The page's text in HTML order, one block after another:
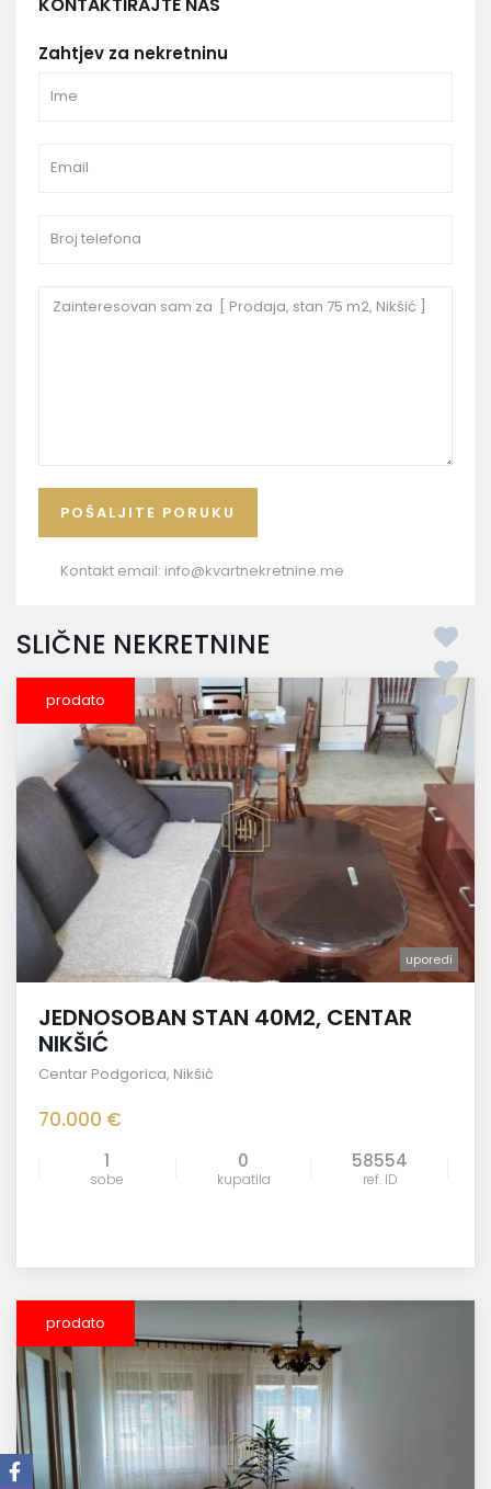
Zahtjev za nekretninu
Kontakt email: info@kvartnekretnine.me
SLIČNE NEKRETNINE
prodato
uporedi
JEDNOSOBAN STAN 40M2, CENTAR
NIKŠIĆ
Centar Podgorica, Nikšić
70.000 €
1
sobe
0
kupatila
58554
ref. ID
prodato